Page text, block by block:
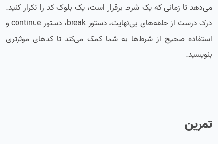
می‌دهد تا زمانی که یک شرط برقرار است، یک بلوک کد را تکرار کنید.
درک درست از حلقه‌های بی‌نهایت، دستور break، دستور continue و
استفاده صحیح از شرط‌ها به شما کمک می‌کند تا کدهای موثرتری
بنویسید.
تمرین